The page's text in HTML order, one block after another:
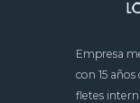
Empresa
con 15
fletes